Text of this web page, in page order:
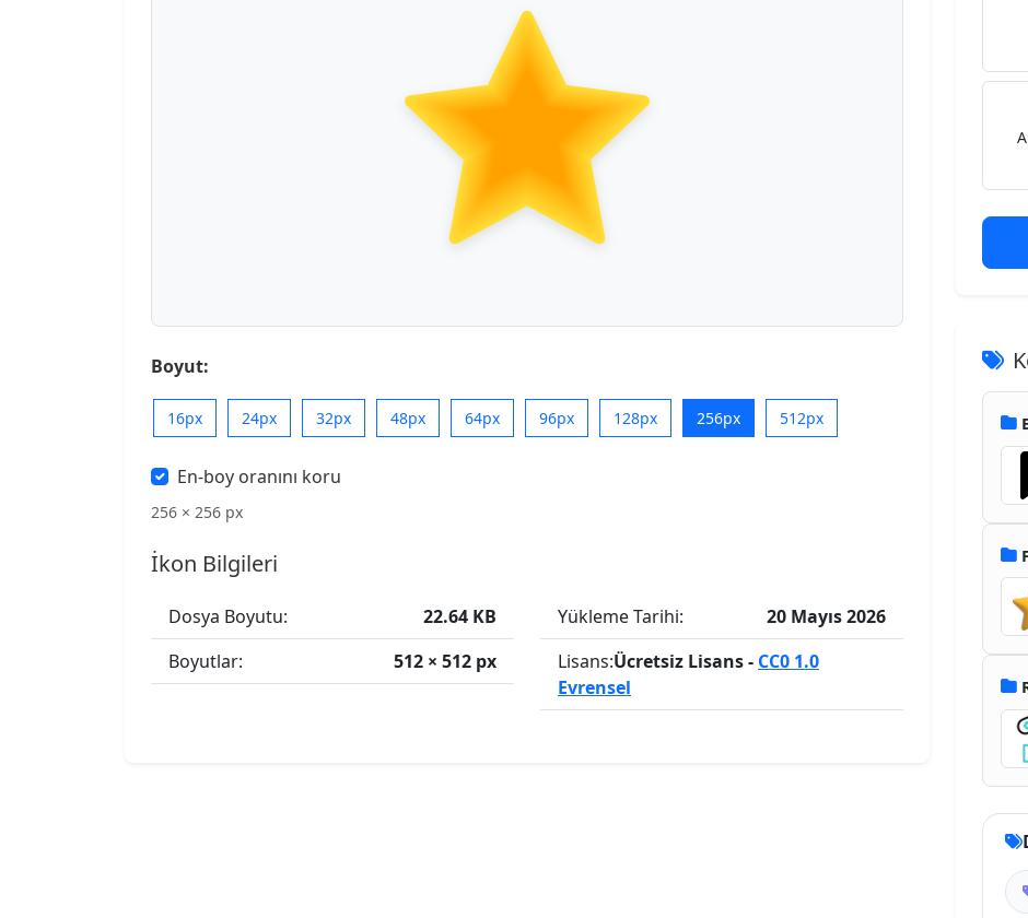
Boyut:
16px 24px 32px 48px 64px 96px 128px 256px 512px
En-boy oranını koru
256 × 256 px
İkon Bilgileri
Dosya Boyutu:
22.64 KB
Boyutlar:
512 × 512 px
Yükleme Tarihi:
20 Mayıs 2026
Lisans:Ücretsiz Lisans - CC0 1.0
Evrensel